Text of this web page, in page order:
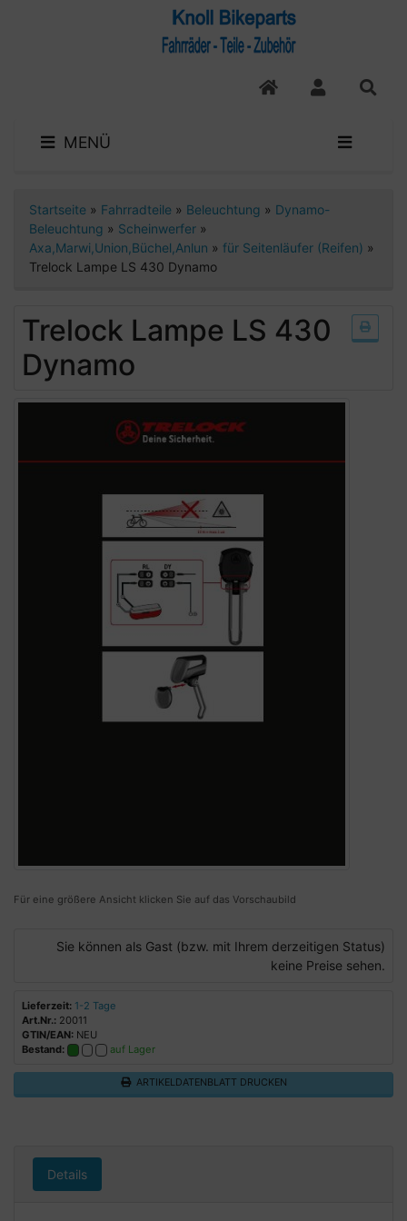
MENÜ
Startseite » Fahrradteile » Beleuchtung » Dynamo-
Beleuchtung » Scheinwerfer »
Axa,Marwi,Union,Büchel,Anlun » für Seitenläufer (Reifen) »
Trelock Lampe LS 430 Dynamo
Trelock Lampe LS 430
Dynamo
Für eine größere Ansicht klicken Sie auf das Vorschaubild
Sie können als Gast (bzw. mit Ihrem derzeitigen Status)
keine Preise sehen.
Lieferzeit: 1-2 Tage
Art.Nr.: 20011
GTIN/EAN: NEU
Bestand:
auf Lager
ARTIKELDATENBLATT DRUCKEN
Details